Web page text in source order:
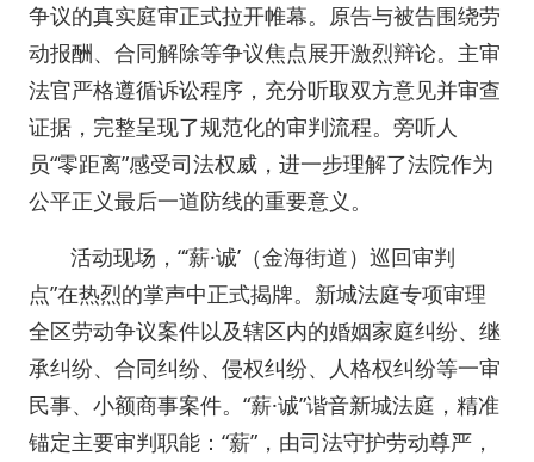
争议的真实庭审正式拉开帷幕。原告与被告围绕劳
动报酬、合同解除等争议焦点展开激烈辩论。主审
法官严格遵循诉讼程序，充分听取双方意见并审查
证据，完整呈现了规范化的审判流程。旁听人
员“零距离”感受司法权威，进一步理解了法院作为
公平正义最后一道防线的重要意义。
活动现场，“‘薪·诚’（金海街道）巡回审判
点”在热烈的掌声中正式揭牌。新城法庭专项审理
全区劳动争议案件以及辖区内的婚姻家庭纠纷、继
承纠纷、合同纠纷、侵权纠纷、人格权纠纷等一审
民事、小额商事案件。“薪·诚”谐音新城法庭，精准
锚定主要审判职能：“薪”，由司法守护劳动尊严，